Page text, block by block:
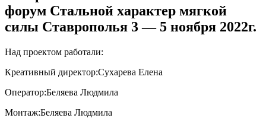
форум Стальной характер мягкой
силы Ставрополья 3 — 5 ноября 2022г.
Над проектом работали:
Креативный директор:Сухарева Елена
Оператор:Беляева Людмила
Монтаж:Беляева Людмила